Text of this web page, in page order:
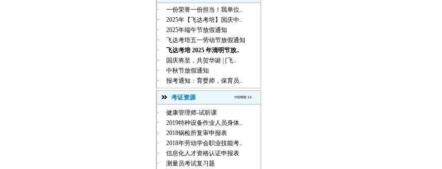
·
一份荣誉一份担当！我单位..
·
2025年【飞达考培】国庆中..
·
2025年端午节放假通知
·
飞达考培五一劳动节放假通知
·
飞达考培 2025 年清明节放..
·
国庆将至，共贺华诞 | [飞..
·
中秋节放假通知
·
报考通知：育婴师，保育员..
考证资源
·
健康管理师-试听课
·
2019特种设备作业人员身体..
·
2018锅检所复审申报表
·
2018年劳动学会职业技能考..
·
信息化人才资格认证申报表
·
测量员考试复习题